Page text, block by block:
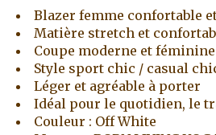
Blazer femme confortable
Matière stretch et
Coupe moderne et féminine
Style sport chic / casual
Léger et agréable à porter
Idéal pour le quotidien, le
Couleur : Off White